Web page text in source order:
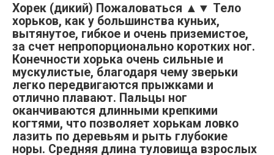
Хорек (дикий) Пожаловаться ▲▼ Тело
хорьков, как у большинства куньих,
вытянутое, гибкое и очень приземистое,
за счет непропорционально коротких ног.
Конечности хорька очень сильные и
мускулистые, благодаря чему зверьки
легко передвигаются прыжками и
отлично плавают. Пальцы ног
оканчиваются длинными крепкими
когтями, что позволяет хорькам ловко
лазить по деревьям и рыть глубокие
норы. Средняя длина туловища взрослых